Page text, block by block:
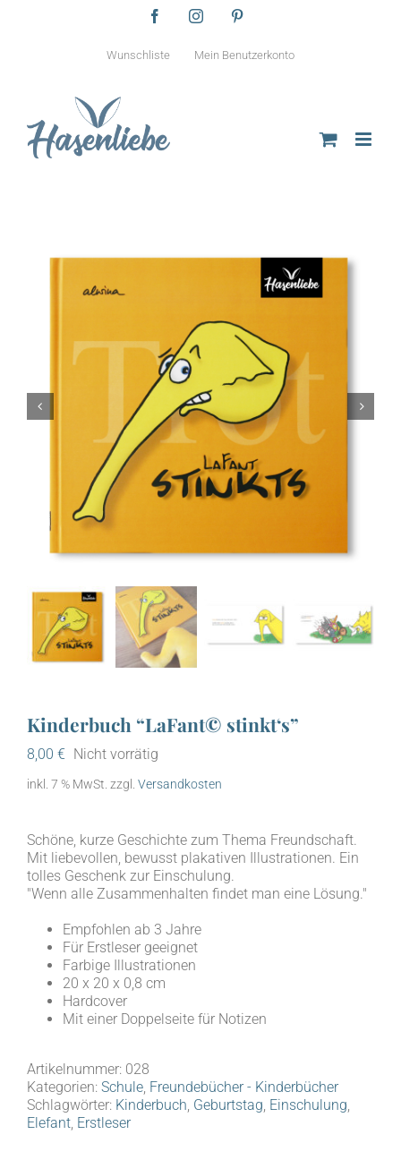
FacebookInstagram
Wunschliste Mein Benutzerkonto
 
Kinderbuch “LaFant© stinkt‘s”
8,00 € Nicht vorrätig
inkl. 7 % MwSt. zzgl. Versandkosten
Schöne, kurze Geschichte zum Thema Freundschaft.
Mit liebevollen, bewusst plakativen Illustrationen. Ein
tolles Geschenk zur Einschulung.
"Wenn alle Zusammenhalten findet man eine Lösung."
Empfohlen ab 3 Jahre
Für Erstleser geeignet
Farbige Illustrationen
20 x 20 x 0,8 cm
Hardcover
Mit einer Doppelseite für Notizen
Artikelnummer: 028
Kategorien: Schule Freundebücher - Kinderbücher
Schlagwörter: Kinderbuch Geburtstag Einschulung
Elefant Erstleser